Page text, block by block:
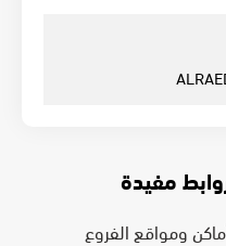
مفيدة
ومواقع الفروع